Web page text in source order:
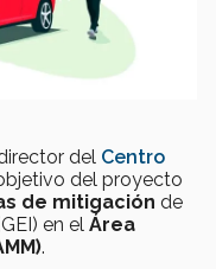
del Centro
del proyecto
de mitigación de
en el Área
.